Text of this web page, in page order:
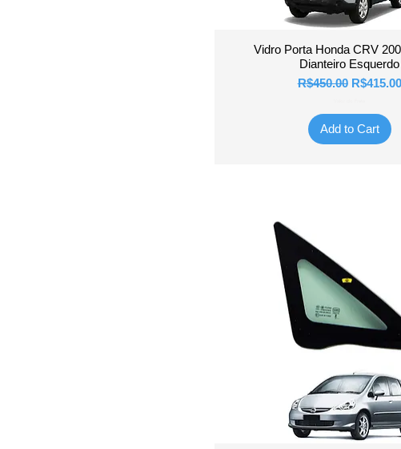
Quick View
Vidro Porta Honda CRV
Dianteiro Esquerdo
Regular Price
R$450.00 Sale Price
R$415.00
Add to Cart